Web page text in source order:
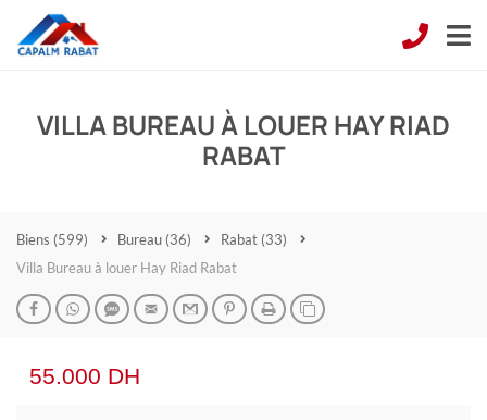
VILLA BUREAU À LOUER HAY RIAD
RABAT
Biens (599) Bureau (36) Rabat (33)
Villa Bureau à louer Hay Riad Rabat
55.000 DH